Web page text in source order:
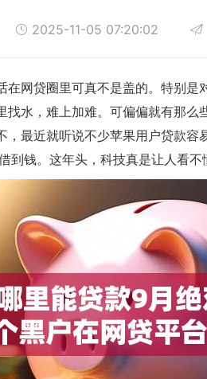
2025-11-05 07:20:02
在网贷圈里可真不是盖的。特别
找水，难上加难。可偏偏就有那么
，最近就听说不少苹果用户贷款
到钱。这年头，科技真是让人看不